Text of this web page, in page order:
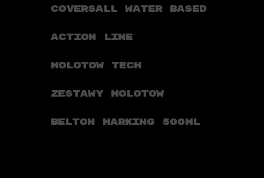
COVERSALL WATER BASED
ACTION LINE
MOLOTOW TECH
ZESTAWY MOLOTOW
BELTON MARKING 500ML